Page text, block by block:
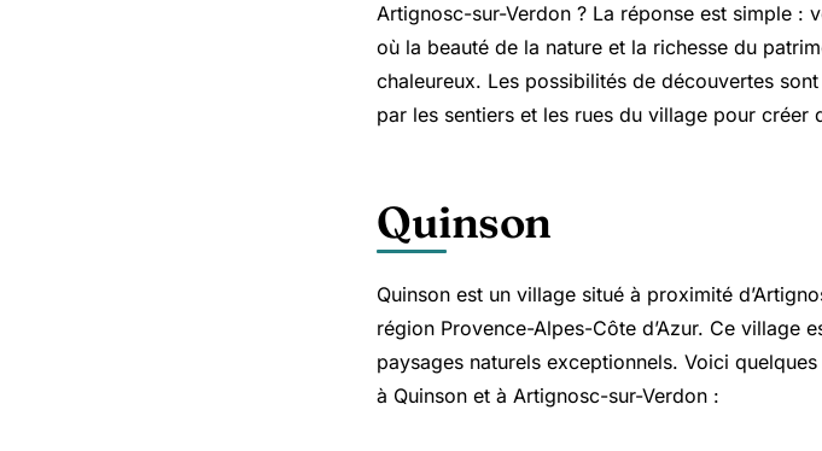
Artignosc-sur-Verdon ? La réponse est simple :
où la beauté de la nature et la richesse du
chaleureux. Les possibilités de découvertes
par les sentiers et les rues du village pour créer
Quinson
Quinson est un village situé à proximité
région Provence-Alpes-Côte d’Azur. Ce village
paysages naturels exceptionnels. Voici
à Quinson et à Artignosc-sur-Verdon :